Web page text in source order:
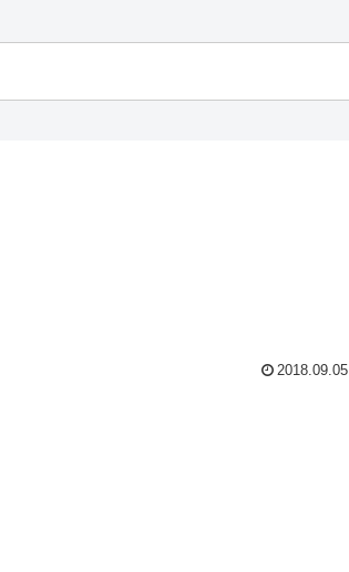
2018.09.05